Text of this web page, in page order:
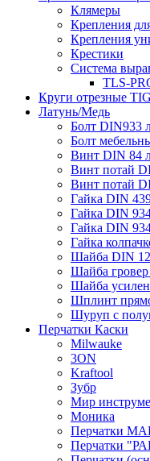
Клямеры
Крепления
Крепления
Крестики
Система
TLS-
Круги отрезные
Латунь/Медь
Болт DIN933
Болт
Винт DIN 84
Винт потай
Винт потай
Гайка DIN
Гайка DIN
Гайка DIN
Гайка
Шайба DIN
Шайба
Шайба
Шплинт
Шуруп с
Перчатки Каски
Milwauke
3ON
Kraftool
Зубр
Мир
Моника
Перчатки
Перчатки